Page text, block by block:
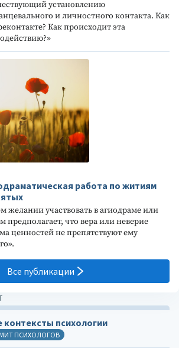
установлению
и личностного контакта. Как
Как происходит эта
работа по житиям
желании участвовать в агиодраме или
предполагает, что вера или неверие
ценностей не препятствуют ему
Все публикации
контексты психологии
ПСИХОЛОГОВ